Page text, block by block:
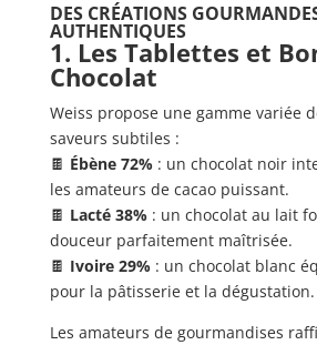
DES CRÉATIONS
AUTHENTIQUES
1. Les Tablettes et
Chocolat
Weiss propose une gamme variée
saveurs subtiles :
🍫 Ébène 72%: un chocolat noir
les amateurs de cacao puissant.
🍫 Lacté 38%: un chocolat au lait
douceur parfaitement maîtrisée.
🍫 Ivoire 29%: un chocolat blanc
pour la pâtisserie et la dégustation.
Les amateurs de gourmandises